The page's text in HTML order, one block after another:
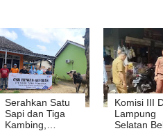
Serahkan Satu
Sapi dan Tiga
Kambing,
Komisi III
Lampung
Selatan